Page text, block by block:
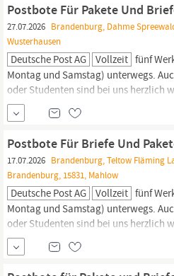
garantierte...
Postbote Für Pakete Und
27.07.2026 Brandenburg, Dahme
Wusterhausen
Deutsche Post AG Vollzeit fünf
Montag und Samstag) unterwegs.
oder Studenten sind bei uns herzlich
wie du bist! Wir freuen uns auf deine
besten online! Klicke dazu einfach
Postbote Für Briefe Und
17.07.2026 Brandenburg, Teltow Fläming
Brandenburg, 15831, Mahlow
Deutsche Post AG Vollzeit fünf
Montag und Samstag) unterwegs.
oder Studenten sind bei uns herzlich
wie du bist! Wir freuen uns auf deine
besten online! Klicke dazu einfach